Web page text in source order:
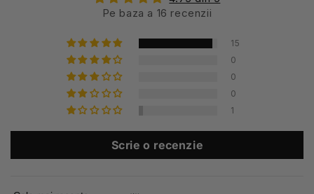
Pe baza a 16 recenzii
15
0
0
0
1
Scrie o recenzie